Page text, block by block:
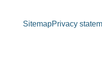
SitemapPrivacy